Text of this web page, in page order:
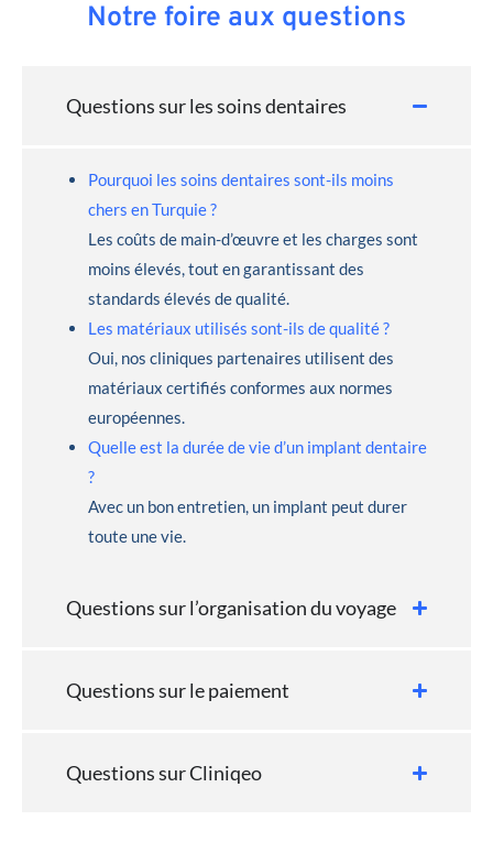
Notre foire aux questions
Questions sur les soins dentaires
Pourquoi les soins dentaires sont-ils moins
chers en Turquie ?
Les coûts de main-d’œuvre et les charges sont
moins élevés, tout en garantissant des
standards élevés de qualité.
Les matériaux utilisés sont-ils de qualité ?
Oui, nos cliniques partenaires utilisent des
matériaux certifiés conformes aux normes
européennes.
Quelle est la durée de vie d’un implant dentaire
?
Avec un bon entretien, un implant peut durer
toute une vie.
Questions sur l’organisation du voyage
Questions sur le paiement
Questions sur Cliniqeo